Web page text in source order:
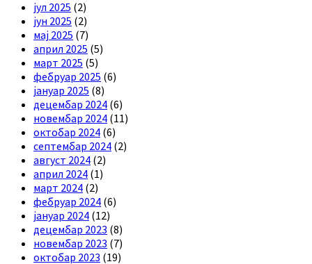
јул 2025 (2)
јун 2025 (2)
мај 2025 (7)
април 2025 (5)
март 2025 (5)
фебруар 2025 (6)
јануар 2025 (8)
децембар 2024 (6)
новембар 2024 (11)
октобар 2024 (6)
септембар 2024 (2)
август 2024 (2)
април 2024 (1)
март 2024 (2)
фебруар 2024 (6)
јануар 2024 (12)
децембар 2023 (8)
новембар 2023 (7)
октобар 2023 (19)